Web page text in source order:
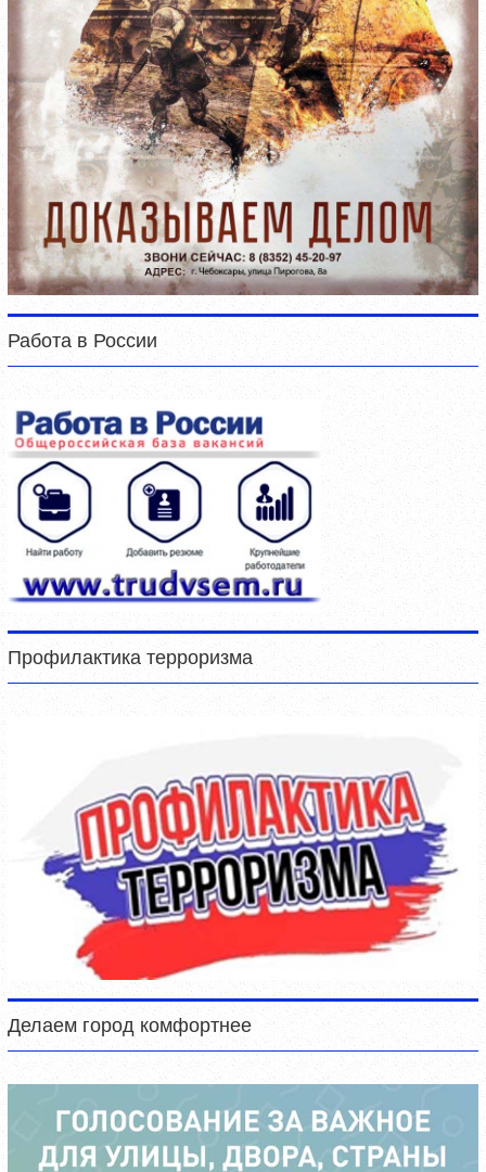
Работа в России
Профилактика терроризма
Делаем город комфортнее